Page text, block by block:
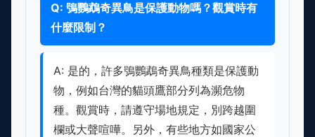
Q: 鴞鸚鵡奇異鳥是保護動物嗎？觀賞時有
什麼限制？
A: 是的，許多鴞鸚鵡奇異鳥種類是保護動
物，例如台灣的貓頭鷹部分列為瀕危物
種。觀賞時，請遵守場地規定，別跨越圍
欄或大聲喧嘩。另外，有些地方如國家公